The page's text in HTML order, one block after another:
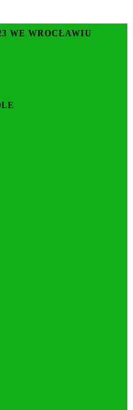
WE WROCŁAWIU